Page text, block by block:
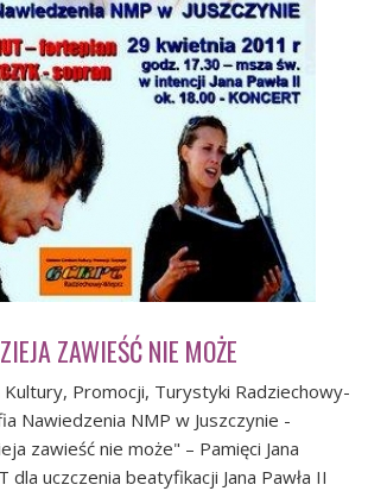
ZAWIEŚĆ NIE MOŻE
Kultury, Promocji, Turystyki Radziechowy-
Nawiedzenia NMP w Juszczynie -
zawieść nie może" – Pamięci Jana
dla uczczenia beatyfikacji Jana Pawła II